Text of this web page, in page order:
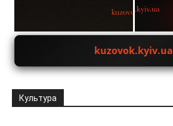
kuzovok.kyiv.ua
Культура